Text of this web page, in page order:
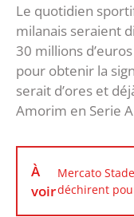
Le quotidien
milanais seraient
30 millions
pour obtenir la
serait d’ores et
Amorim en Serie
À
voir
Mercato
déchirent